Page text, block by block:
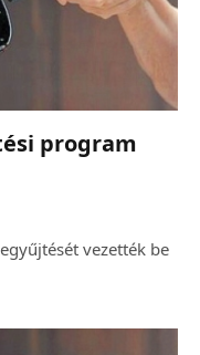
program
vezették be